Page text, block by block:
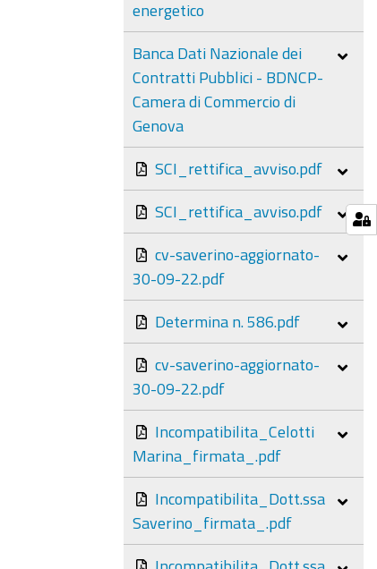
energetico
Banca Dati Nazionale dei
Contratti Pubblici - BDNCP-
Camera di Commercio di
Genova
SCI_rettifica_avviso.pdf
SCI_rettifica_avviso.pdf
cv-saverino-aggiornato-
30-09-22.pdf
Determina n. 586.pdf
cv-saverino-aggiornato-
30-09-22.pdf
Incompatibilita_Celotti
Marina_firmata_.pdf
Incompatibilita_Dott.ssa
Saverino_firmata_.pdf
Incompatibilita_Dott.ssa